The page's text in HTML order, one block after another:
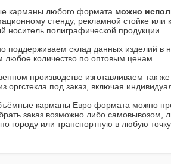
карманы любого формата можно
стенду, рекламной стойке или
носитель полиграфической продукции.
поддерживаем склад данных изделий в
любое количество по оптовым ценам.
производстве изготавливаем так
оргстекла под заказ, включая
карманы Евро формата можно
заказ возможно либо самовывозом,
по городу или транспортную в любую